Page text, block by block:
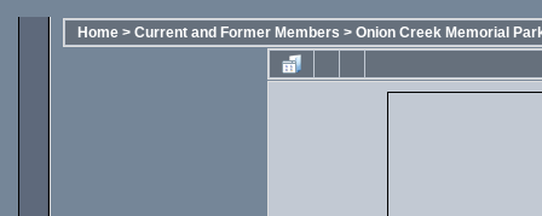
Home > Current and Former Members > Onion Creek Memorial